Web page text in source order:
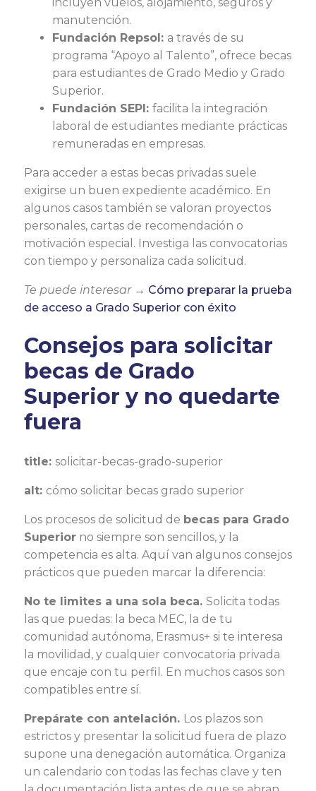
manutención.
Fundación Repsol: a través de su
programa “Apoyo al Talento”, ofrece becas
para estudiantes de Grado Medio y Grado
Superior.
Fundación SEPI: facilita la integración
laboral de estudiantes mediante prácticas
remuneradas en empresas.
Para acceder a estas becas privadas suele
exigirse un buen expediente académico. En
algunos casos también se valoran proyectos
personales, cartas de recomendación o
motivación especial. Investiga las convocatorias
con tiempo y personaliza cada solicitud.
Te puede interesar → Cómo preparar la prueba
de acceso a Grado Superior con éxito
Consejos para solicitar
becas de Grado
Superior y no quedarte
fuera
title: solicitar-becas-grado-superior
alt: cómo solicitar becas grado superior
Los procesos de solicitud de becas para Grado
Superior no siempre son sencillos, y la
competencia es alta. Aquí van algunos consejos
prácticos que pueden marcar la diferencia:
No te limites a una sola beca. Solicita todas
las que puedas: la beca MEC, la de tu
comunidad autónoma, Erasmus+ si te interesa
la movilidad, y cualquier convocatoria privada
que encaje con tu perfil. En muchos casos son
compatibles entre sí.
Prepárate con antelación. Los plazos son
estrictos y presentar la solicitud fuera de plazo
supone una denegación automática. Organiza
un calendario con todas las fechas clave y ten